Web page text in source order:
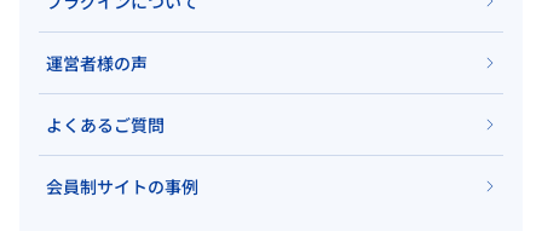
運営者様の声
よくあるご質問
会員制サイトの事例